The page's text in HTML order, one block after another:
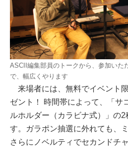
ASCII編集部員のトークから、参加いた
で、幅広くやります
来場者には、無料でイベント
ゼント！ 時間帯によって、「サ
ルホルダー（カラビナ式）」の2
す。ガラポン抽選に外れても、
さらにノベルティでセカンドチ